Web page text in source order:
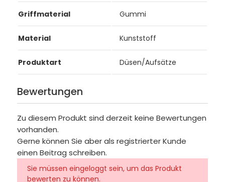
Griffmaterial Gummi
Material Kunststoff
Produktart Düsen/Aufsätze
Bewertungen
Zu diesem Produkt sind derzeit keine Bewertungen
vorhanden.
Gerne können Sie aber als registrierter Kunde
einen Beitrag schreiben.
Sie müssen eingeloggt sein, um das Produkt
bewerten zu können.